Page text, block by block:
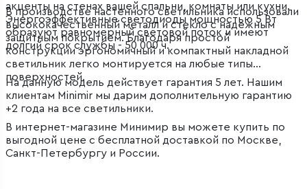
акценты на стенах вашей спальни, комнаты или кухни.
Энергоэффективные светодиоды мощностью 5 Вт
образуют равномерный световой поток и имеют
долгий срок службы - 50 000 ч.
В производстве настенного светильника использовали
высококачественный металл и стекло с надежным
защитным покрытием. Благодаря простой
конструкции эргономичный и компактный накладной
светильник легко монтируется на любые типы
поверхностей.
На данную модель действует гарантия 5 лет. Нашим
клиентам Minimir мы дарим дополнительную гарантию
+2 года на все светильники.
В интернет-магазине Минимир вы можете купить по
выгодной цене с бесплатной доставкой по Москве,
Санкт-Петербургу и России.